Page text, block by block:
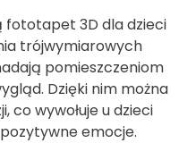
fototapet 3D dla dzieci
trójwymiarowych
pomieszczeniom
Dzięki nim można
co wywołuje u dzieci
emocje.